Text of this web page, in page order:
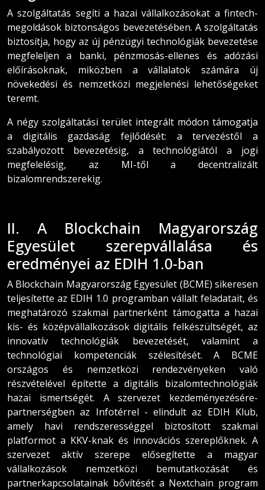
A szolgáltatás segíti a hazai vállalkozásokat a fintech-
megoldások biztonságos bevezetésében. A szolgáltatás
biztosítja, hogy az új pénzügyi technológiák bevezetése
megfeleljen a banki, pénzmosás-ellenes és adózási
előírásoknak, miközben a vállalatok számára új
növekedési és nemzetközi megjelenési lehetőségeket
teremt.
A négy szolgáltatási terület integrált módon támogatja
a digitális gazdaság fejlődését: a tervezéstől a
szabályozott bevezetésig, a technológiától a jogi
megfelelésig, az MI-től a decentralizált
bizalomrendszerekig.
II. A Blockchain Magyarország
Egyesület szerepvállalása és
eredményei az EDIH 1.0-ban
A Blockchain Magyarország Egyesület (BCME) sikeresen
teljesítette az EDIH 1.0 programban vállalt feladatait, és
meghatározó szakmai partnerként támogatta a hazai
kis- és középvállalkozások digitális felkészültségét, az
innovatív technológiák bevezetését, valamint a
technológiai kompetenciák szélesítését. A BCME
országos és nemzetközi rendezvényeken való
részvételével építette a digitális bizalomtechnológiák
hazai ismertségét. A szervezet kezdeményezésére-
partnerségben az Infotérrel - elindult az EDIH Klub,
amely havi rendszerességgel biztosított szakmai
platformot a KKV-knak és innovációs szereplőknek. A
szervezet aktív szerepe elősegítette a magyar
vállalkozások nemzetközi bemutatkozását és
partnerkapcsolatainak bővítését a Nextchain program